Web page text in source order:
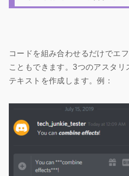
コードを組み合わせるだけでエ
こともできます。3つのアスタリ
テキストを作成します。例：